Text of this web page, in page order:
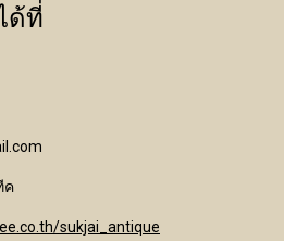
ด้ที่
ค
sukjai_antique